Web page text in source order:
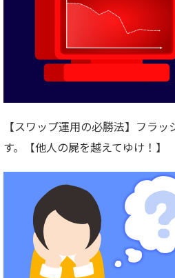
【スワップ運用の必勝法】フラ
す。【他人の屍を越えてゆけ！】